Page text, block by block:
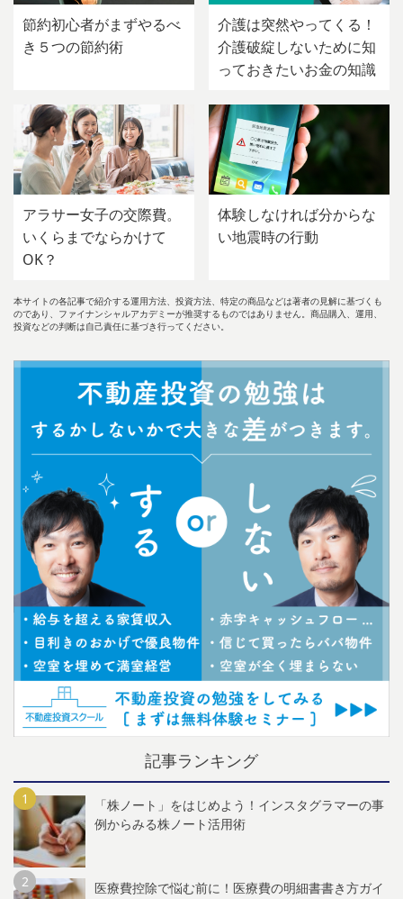
節約初心者がまずやるべ
き５つの節約術
介護は突然やってくる！
介護破綻しないために知
っておきたいお金の知識
アラサー女子の交際費。
いくらまでならかけて
OK？
体験しなければ分からな
い地震時の行動
本サイトの各記事で紹介する運用方法、投資方法、特定の商品などは著者の見解に基づくも
のであり、ファイナンシャルアカデミーが推奨するものではありません。商品購入、運用、
投資などの判断は自己責任に基づき行ってください。
記事ランキング
「株ノート」をはじめよう！インスタグラマーの事
例からみる株ノート活用術
医療費控除で悩む前に！医療費の明細書書き方ガイ